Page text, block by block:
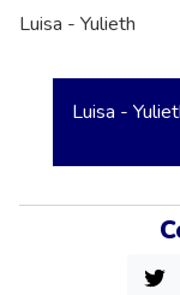
Luisa -
Luisa - Yulieth